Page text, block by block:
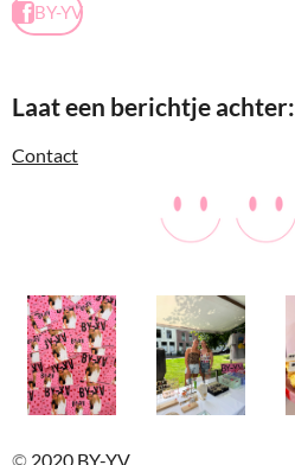
BY-YV
Laat een berichtje achter:
Contact
© 2020 BY-YV